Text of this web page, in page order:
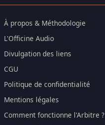
À propos & Méthodologie
L'Officine Audio
Divulgation des liens
CGU
Politique de confidentialité
Mentions légales
Comment fonctionne l'Arbitre ?